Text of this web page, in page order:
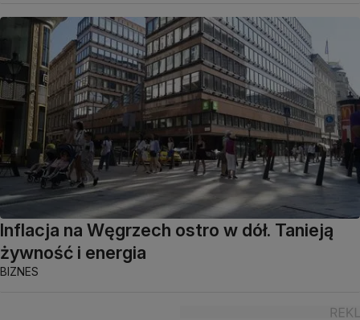
Inflacja na Węgrzech ostro w dół. Tanieją
żywność i energia
BIZNES